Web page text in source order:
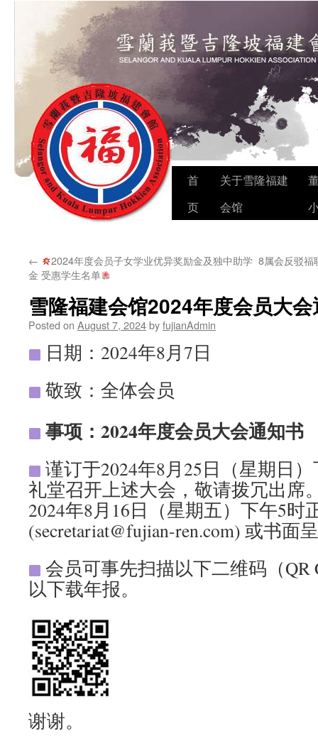
Skip
首
页
关于雪隆福建
会馆
←
2024年度会员子女学业优异奖励金及独中助学
金 受惠学生名单
8属会反驳福
雪隆福建会馆2024年度会员大
Posted on August 7, 2024byfujianAdmin
日期：2024年8月7日
敬致：全体会员
事项：2024年度会员大会通知书
谨订于2024年8月25日（星期日
礼堂召开上述大会，敬请拨冗出席
2024年8月16日（星期五）下午5时
(secretariat@fujian-ren.com) 或书面
会员可事先扫描以下二维码（QR
以下载年报。
谢谢。